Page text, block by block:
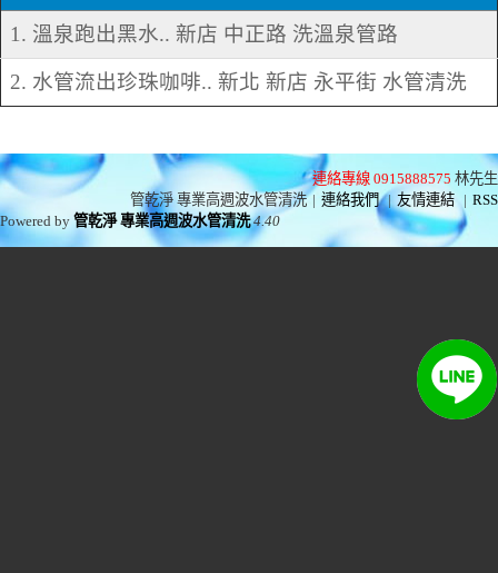
1. 溫泉跑出黑水.. 新店 中正路 洗溫泉管路
2. 水管流出珍珠咖啡.. 新北 新店 永平街 水管清洗
連絡專線 0915888575 林先生
管乾淨 專業高週波水管清洗 | 連絡我們 | 友情連結 | RSS
Powered by管乾淨 專業高週波水管清洗 4.40